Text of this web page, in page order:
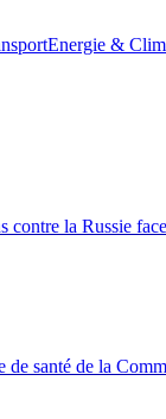
Energie &
la Russie
de santé de la